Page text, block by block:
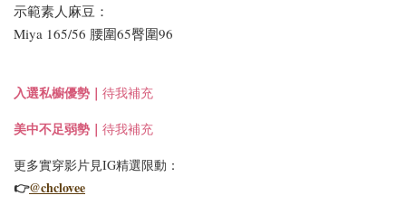
示範素人麻豆：
Miya 165/56 腰圍65臀圍96
入選私櫥優勢｜ 待我補充
美中不足弱勢｜ 待我補充
更多實穿影片見IG精選限動：
👉@chclovee